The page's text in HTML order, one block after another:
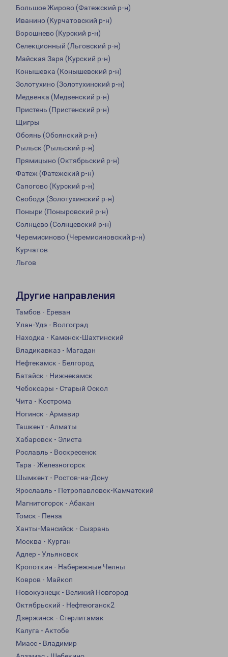
Большое Жирово (Фатежский р-н)
Иванино (Курчатовский р-н)
Ворошнево (Курский р-н)
Селекционный (Льговский р-н)
Майская Заря (Курский р-н)
Конышевка (Конышевский р-н)
Золотухино (Золотухинский р-н)
Медвенка (Медвенский р-н)
Пристень (Пристенский р-н)
Щигры
Обоянь (Обоянский р-н)
Рыльск (Рыльский р-н)
Прямицыно (Октябрьский р-н)
Фатеж (Фатежский р-н)
Сапогово (Курский р-н)
Свобода (Золотухинский р-н)
Поныри (Поныровский р-н)
Солнцево (Солнцевский р-н)
Черемисиново (Черемисиновский р-н)
Курчатов
Льгов
Другие направления
Тамбов - Ереван
Улан-Удэ - Волгоград
Находка - Каменск-Шахтинский
Владикавказ - Магадан
Нефтекамск - Белгород
Батайск - Нижнекамск
Чебоксары - Старый Оскол
Чита - Кострома
Ногинск - Армавир
Ташкент - Алматы
Хабаровск - Элиста
Рославль - Воскресенск
Тара - Железногорск
Шымкент - Ростов-на-Дону
Ярославль - Петропавловск-Камчатский
Магнитогорск - Абакан
Томск - Пенза
Ханты-Мансийск - Сызрань
Москва - Курган
Адлер - Ульяновск
Кропоткин - Набережные Челны
Ковров - Майкоп
Новокузнецк - Великий Новгород
Октябрьский - Нефтеюганск2
Дзержинск - Стерлитамак
Калуга - Актобе
Миасс - Владимир